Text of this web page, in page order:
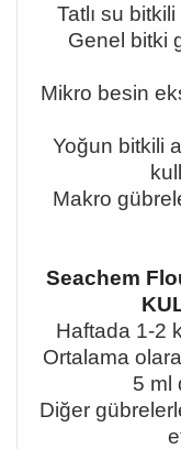
Tatlı su
Genel bitki
Mikro besin
Yoğun bitkili
Makro
Seachem
Haftada 1-2
Ortalama
5 ml
Diğer